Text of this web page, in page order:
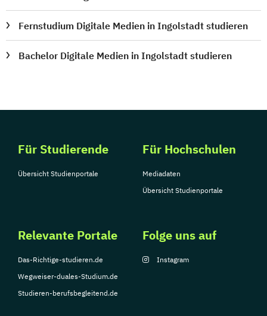
Fernstudium Digitale Medien in Ingolstadt studieren
Bachelor Digitale Medien in Ingolstadt studieren
Für Studierende
Übersicht Studienportale
Für Hochschulen
Mediadaten
Übersicht Studienportale
Relevante Portale
Das-Richtige-studieren.de
Wegweiser-duales-Studium.de
Studieren-berufsbegleitend.de
Folge uns auf
Instagram